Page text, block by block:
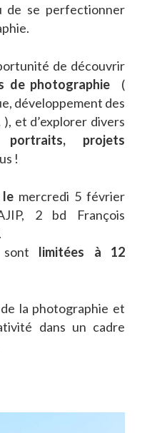
de se perfectionner
de découvrir
de photographie (
développement des
et d’explorer divers
portraits, projets
!
le mercredi 5 février
2 bd François
limitées à 12
la photographie et
dans un cadre